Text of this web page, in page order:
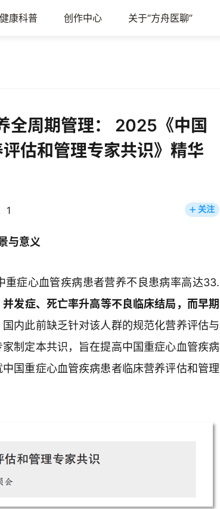
健康科普 创作中心 关于“方舟医聊”
全周期管理： 2025《中国
估和管理专家共识》精华
1 关注
与意义
症心血管疾病患者营养不良患病率高达33.
发症、死亡率升高等不良临床结局，而早期
国内此前缺乏针对该人群的规范化营养评估与
制定本共识，旨在提高中国重症心血管疾病
国重症心血管疾病患者临床营养评估和管理